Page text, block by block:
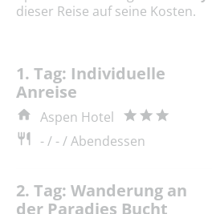
dieser Reise auf seine Kosten.
1. Tag: Individuelle
Anreise
Aspen Hotel
- / - / Abendessen
2. Tag: Wanderung an
der Paradies Bucht